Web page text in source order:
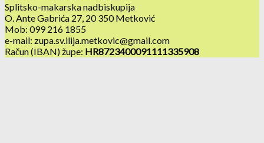
Splitsko-makarska nadbiskupija
O. Ante Gabrića 27, 20 350 Metković
Mob: 099 216 1855
e-mail: zupa.sv.ilija.metkovic@gmail.com
Račun (IBAN) župe: HR8723400091111335908